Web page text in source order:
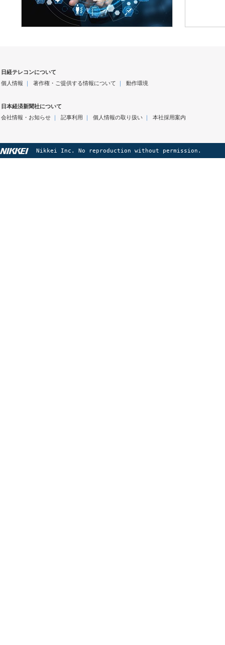
日経テレコンについて
個人情報 ｜ 著作権・ご提供する情報について ｜ 動作環境
日本経済新聞社について
会社情報・お知らせ｜ 記事利用 ｜ 個人情報の取り扱い｜ 本社採用案内
Nikkei Inc. No reproduction without permission.